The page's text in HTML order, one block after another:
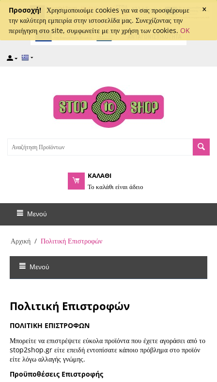
×
Προσοχή! Χρησιμοποιούμε cookies για να σας προσφέρουμε
την καλύτερη εμπειρία στην ιστοσελίδα μας. Συνεχίζοντας την
περιήγηση στο site, συμφωνείτε με την χρήση των cookies. OK
captcha
ΚΑΛΑΘΙ
Το καλάθι είναι άδειο
Μενού
Αρχική / Πολιτική Επιστροφών
Μενού
Πολιτική Επιστροφών
ΠΟΛΙΤΙΚΗ ΕΠΙΣΤΡΟΦΩΝ
Μπορείτε να επιστρέψετε εύκολα προϊόντα που έχετε αγοράσει από το
stop2shop.gr είτε επειδή εντοπίσατε κάποιο πρόβλημα στο προϊόν
είτε λόγω αλλαγής γνώμης.
Προϋποθέσεις Επιστροφής